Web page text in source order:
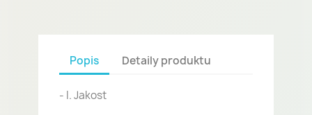
Popis Detaily produktu
- I. Jakost